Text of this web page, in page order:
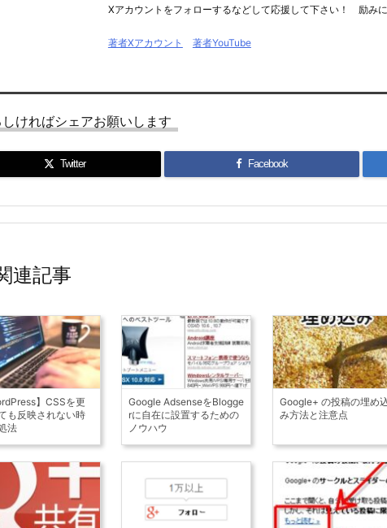
Xアカウントをフォローするなどして応援して下さい！ 励みに
著者Xアカウント 著者YouTube
しければシェアお願いします
Twitter Facebook
連記事
】CSSを更
も反映されない時
法
Google AdsenseをBlogge
rに自在に設置するための
ノウハウ
Google+ の投稿の埋め
み方法と注意点